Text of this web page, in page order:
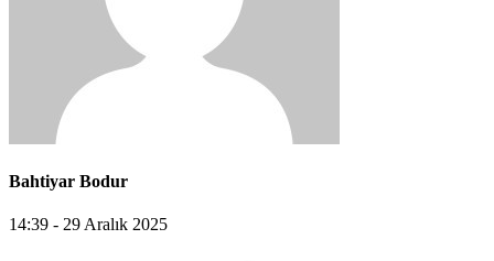
Bahtiyar Bodur
14:39 - 29 Aralık 2025